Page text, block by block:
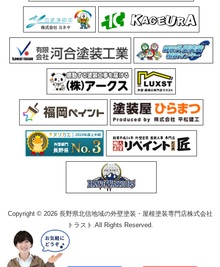
Copyright © 2026 長野県北信地域の外壁塗装・屋根塗装専門店株式会社
トラスト.All Rights Reserved.